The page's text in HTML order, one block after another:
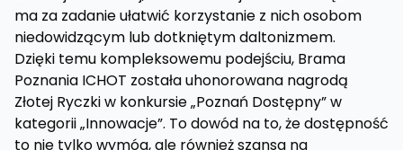
ma za zadanie ułatwić korzystanie z nich osobom
niedowidzącym lub dotkniętym daltonizmem.
Dzięki temu kompleksowemu podejściu, Brama
Poznania ICHOT została uhonorowana nagrodą
Złotej Ryczki w konkursie „Poznań Dostępny” w
kategorii „Innowacje”. To dowód na to, że dostępność
to nie tylko wymóg, ale również szansa na